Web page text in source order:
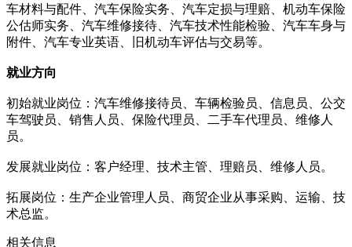
车材料与配件、汽车保险实务、汽车定损与理赔、机动车保险
公估师实务、汽车维修接待、汽车技术性能检验、汽车车身与
附件、汽车专业英语、旧机动车评估与交易等。
就业方向
初始就业岗位：汽车维修接待员、车辆检验员、信息员、公交
车驾驶员、销售人员、保险代理员、二手车代理员、维修人
员。
发展就业岗位：客户经理、技术主管、理赔员、维修人员。
拓展岗位：生产企业管理人员、商贸企业从事采购、运输、技
术总监。
相关信息